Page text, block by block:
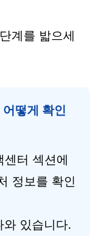
계를 밟으세
떻게 확인
센터 섹션에
정보를 확인
있습니다.